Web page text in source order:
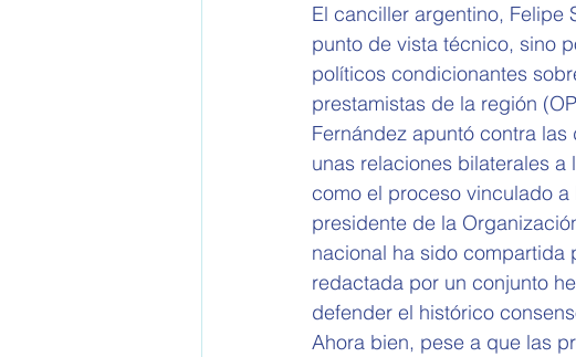
El canciller argentino, Felipe
punto de vista técnico, sino
políticos condicionantes
prestamistas de la región
Fernández apuntó contra
unas relaciones bilaterales
como el proceso vinculado
presidente de la
nacional ha sido compartida
redactada por un conjunto
defender el histórico
Ahora bien, pese a que las